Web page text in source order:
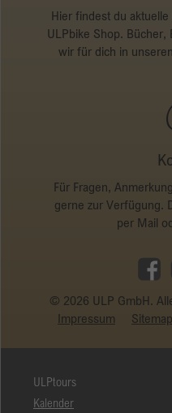
Hier findest du
ULPbike Shop. Bücher,
wir für dich in
Für Fragen,
gerne zur Verfügung.
per Mail
© 2026 ULP GmbH.
Impressum
Sitemap
ULPtours
Kalender